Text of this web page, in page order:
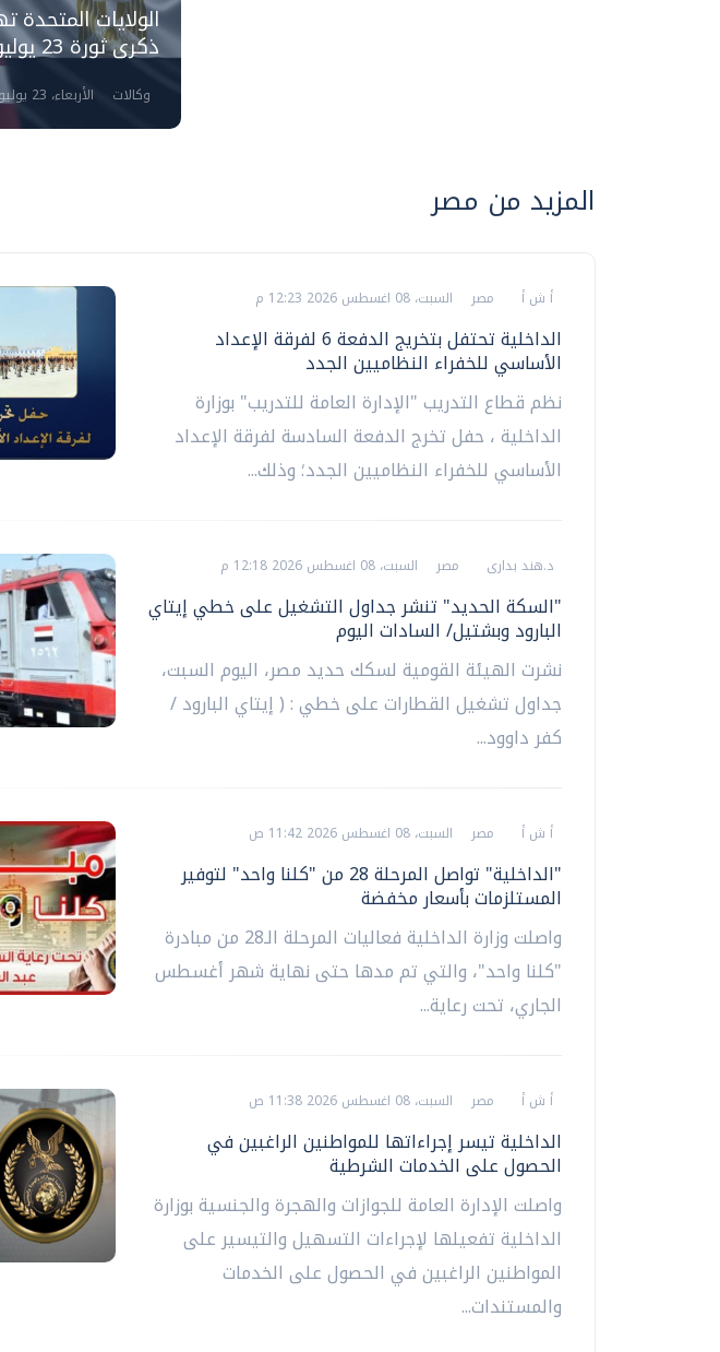
الولايات
ذكرى ثورة 23 يوليو المجيدة
وكالات الأربعاء، 23 يوليو 2025 11:55 ص
المزيد من مصر
أ ش أ مصر السبت، 08 اغسطس 2026 12:23 م
الداخلية تحتفل بتخريج الدفعة 6 لفرقة الإعداد
الأساسي للخفراء النظاميين الجدد
نظم قطاع التدريب "الإدارة العامة للتدريب" بوزارة
الداخلية ، حفل تخرج الدفعة السادسة لفرقة الإعداد
الأساسي للخفراء النظاميين الجدد؛ وذلك...
د.هند بدارى مصر السبت، 08 اغسطس 2026 12:18 م
"السكة الحديد" تنشر جداول التشغيل على خطي إيتاي
البارود وبشتيل/ السادات اليوم
نشرت الهيئة القومية لسكك حديد مصر، اليوم السبت،
جداول تشغيل القطارات على خطي : ( إيتاي البارود /
كفر داوود...
أ ش أ مصر السبت، 08 اغسطس 2026 11:42 ص
"الداخلية" تواصل المرحلة 28 من "كلنا واحد" لتوفير
المستلزمات بأسعار مخفضة
واصلت وزارة الداخلية فعاليات المرحلة الـ28 من مبادرة
"كلنا واحد"، والتي تم مدها حتى نهاية شهر أغسطس
الجاري، تحت رعاية...
أ ش أ مصر السبت، 08 اغسطس 2026 11:38 ص
الداخلية تيسر إجراءاتها للمواطنين الراغبين في
الحصول على الخدمات الشرطية
واصلت الإدارة العامة للجوازات والهجرة والجنسية بوزارة
الداخلية تفعيلها لإجراءات التسهيل والتيسير على
المواطنين الراغبين في الحصول على الخدمات
والمستندات...